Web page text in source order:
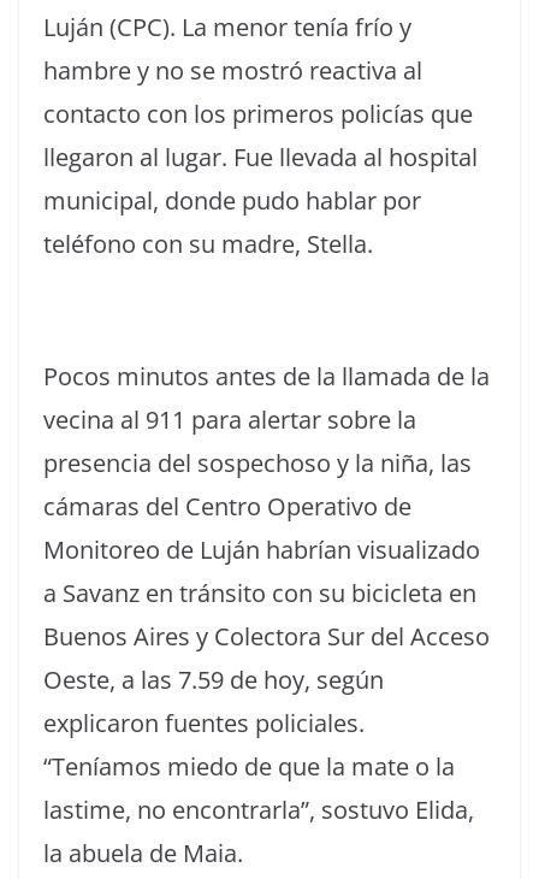
Luján (CPC). La menor tenía frío y
hambre y no se mostró reactiva al
contacto con los primeros policías que
llegaron al lugar. Fue llevada al hospital
municipal, donde pudo hablar por
teléfono con su madre, Stella.
Pocos minutos antes de la llamada de la
vecina al 911 para alertar sobre la
presencia del sospechoso y la niña, las
cámaras del Centro Operativo de
Monitoreo de Luján habrían visualizado
a Savanz en tránsito con su bicicleta en
Buenos Aires y Colectora Sur del Acceso
Oeste, a las 7.59 de hoy, según
explicaron fuentes policiales.
“Teníamos miedo de que la mate o la
lastime, no encontrarla”, sostuvo Elida,
la abuela de Maia.